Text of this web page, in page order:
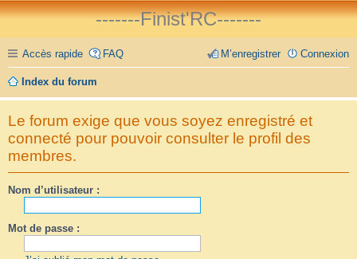
-------Finist'RC-------
Accès rapide FAQ Connexion
M’enregistrer
Index du forum
Le forum exige que vous soyez enregistré et
connecté pour pouvoir consulter le profil des
membres.
Nom d’utilisateur :
Mot de passe :